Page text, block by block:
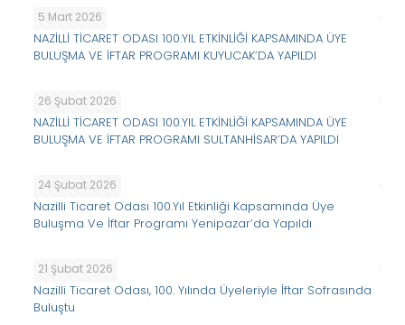
5 Mart 2026
NAZİLLİ TİCARET ODASI 100.YIL ETKİNLİĞİ KAPSAMINDA ÜYE
BULUŞMA VE İFTAR PROGRAMI KUYUCAK’DA YAPILDI
26 Şubat 2026
NAZİLLİ TİCARET ODASI 100.YIL ETKİNLİĞİ KAPSAMINDA ÜYE
BULUŞMA VE İFTAR PROGRAMI SULTANHİSAR’DA YAPILDI
24 Şubat 2026
Nazilli Ticaret Odası 100.Yıl Etkinliği Kapsamında Üye
Buluşma Ve İftar Programı Yenipazar’da Yapıldı
21 Şubat 2026
Nazilli Ticaret Odası, 100. Yılında Üyeleriyle İftar Sofrasında
Buluştu